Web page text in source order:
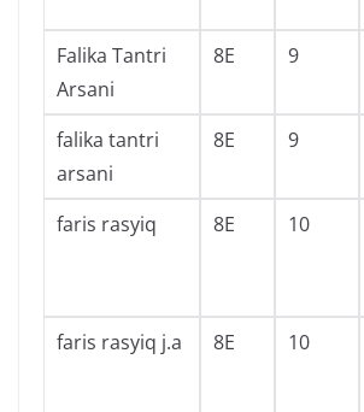
Falika Tantri
Arsani
8E 9
falika tantri
arsani
8E 9
faris rasyiq
8E 10
faris rasyiq j.a
8E 10